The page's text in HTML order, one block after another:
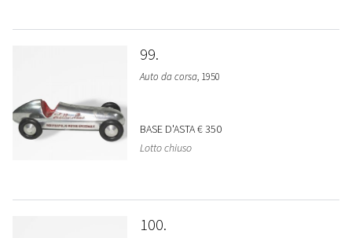
99
Auto da corsa, 1950
BASE D'ASTA€ 350
Lotto chiuso
100